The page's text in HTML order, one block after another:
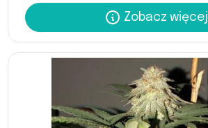
Zobacz więcej